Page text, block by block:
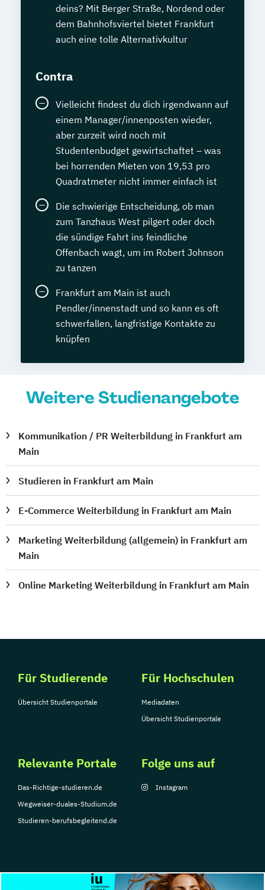
deins? Mit Berger Straße, Nordend oder
dem Bahnhofsviertel bietet Frankfurt
auch eine tolle Alternativkultur
Contra
Vielleicht findest du dich irgendwann auf
einem Manager/innenposten wieder,
aber zurzeit wird noch mit
Studentenbudget gewirtschaftet – was
bei horrenden Mieten von 19,53 pro
Quadratmeter nicht immer einfach ist
Die schwierige Entscheidung, ob man
zum Tanzhaus West pilgert oder doch
die sündige Fahrt ins feindliche
Offenbach wagt, um im Robert Johnson
zu tanzen
Frankfurt am Main ist auch
Pendler/innenstadt und so kann es oft
schwerfallen, langfristige Kontakte zu
knüpfen
Weitere Studienangebote
Kommunikation / PR Weiterbildung in Frankfurt am
Main
Studieren in Frankfurt am Main
E-Commerce Weiterbildung in Frankfurt am Main
Marketing Weiterbildung (allgemein) in Frankfurt am
Main
Online Marketing Weiterbildung in Frankfurt am Main
Für Studierende
Übersicht Studienportale
Für Hochschulen
Mediadaten
Übersicht Studienportale
Relevante Portale
Das-Richtige-studieren.de
Wegweiser-duales-Studium.de
Studieren-berufsbegleitend.de
Folge uns auf
Instagram